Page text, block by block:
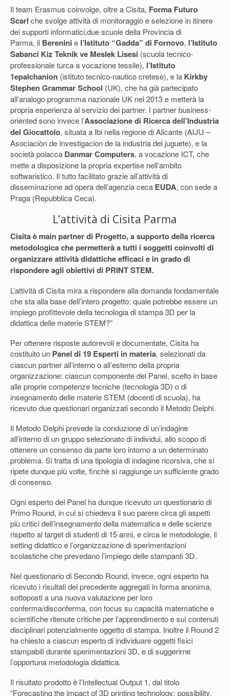
Il team Erasmus coinvolge, oltre a Cisita, Forma Futuro
Scarl che svolge attività di monitoraggio e selezione in itinere
dei supporti informatici,due scuole della Provincia di
Parma, il Berenini e l’Istituto “Gadda” di Fornovo, l’Istituto
Sabanci Kiz Teknik ve Meslek Lisesi (scuola tecnico-
professionale turca a vocazione tessile), l’Istituto
1epalchanion (istituto tecnico-nautico cretese), e la Kirkby
Stephen Grammar School (UK), che ha già partecipato
all’analogo programma nazionale UK nel 2013 e metterà la
propria esperienza al servizio dei partner. I partner business-
oriented sono invece l’Associazione di Ricerca dell’Industria
del Giocattolo, situata a Ibi nella regione di Alicante (AIJU –
Asociaciòn de investigacion de la industria del juguete), e la
società polacca Danmar Computers, a vocazione ICT, che
mette a disposizione la propria expertise nell’ambito
softwaristico. Il tutto facilitato grazie all’attività di
disseminazione ad opera dell’agenzia ceca EUDA, con sede a
Praga (Repubblica Ceca).
L’attività di Cisita Parma
Cisita è main partner di Progetto, a supporto della ricerca
metodologica che permetterà a tutti i soggetti coinvolti di
organizzare attività didattiche efficaci e in grado di
rispondere agli obiettivi di PRINT STEM.
L’attività di Cisita mira a rispondere alla domanda fondamentale
che sta alla base dell’intero progetto: quale potrebbe essere un
impiego profittevole della tecnologia di stampa 3D per la
didattica delle materie STEM?”
Per ottenere risposte autorevoli e documentate, Cisita ha
costituito un Panel di 19 Esperti in materia, selezionati da
ciascun partner all’interno o all’esterno della propria
organizzazione: ciascun componente del Panel, scelto in base
alle proprie competenze tecniche (tecnologia 3D) o di
insegnamento delle materie STEM (docenti di scuola), ha
ricevuto due questionari organizzati secondo il Metodo Delphi.
Il Metodo Delphi prevede la conduzione di un’indagine
all’interno di un gruppo selezionato di individui, allo scopo di
ottenere un consenso da parte loro intorno a un determinato
problema. Si tratta di una tipologia di indagine ricorsiva, che si
ripete dunque più volte, finchè si raggiunge un sufficiente grado
di consenso.
Ogni esperto del Panel ha dunque ricevuto un questionario di
Primo Round, in cui si chiedeva il suo parere circa gli aspetti
più critici dell’insegnamento della matematica e delle scienze
rispetto al target di studenti di 15 anni, e circa le metodologie, il
setting didattico e l’organizzazione di sperimentazioni
scolastiche che prevedano l’impiego delle stampanti 3D.
Nel questionario di Secondo Round, invece, ogni esperto ha
ricevuto i risultati del precedente aggregati in forma anonima,
sottoposti a una nuova valutazione per loro
conferma/disconferma, con focus su capacità matematiche e
scientifiche ritenute critiche per l’apprendimento e sui contenuti
disciplinari potenzialmente oggetto di stampa. Inoltre il Round 2
ha chiesto a ciascun esperto di individuare oggetti fisici
stampabili durante sperimentazioni 3D, e di suggerirne
l’opportuna metodologia didattica.
Il risultato prodotto è l’Intellectual Output 1, dal titolo
“Forecasting the impact of 3D printing technology: possibility,